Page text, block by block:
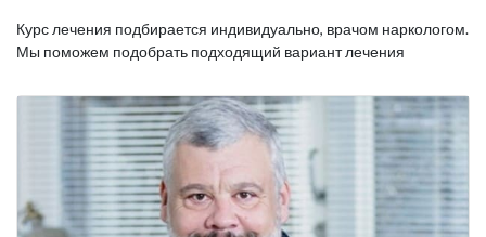
Курс лечения подбирается индивидуально, врачом наркологом.
Мы поможем подобрать подходящий вариант лечения